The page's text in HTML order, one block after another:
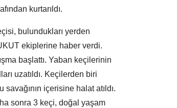
kurtarıldı.
bulundukları yerden
ekiplerine haber verdi.
başlattı. Yaban keçilerinin
uzatıldı. Keçilerden biri
içerisine halat atıldı.
sonra 3 keçi, doğal yaşam